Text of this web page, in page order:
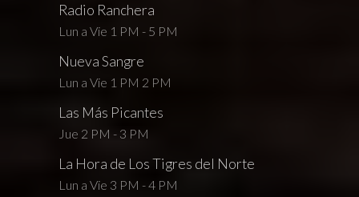
Radio Ranchera
Lun a Vie 1 PM - 5 PM
Nueva Sangre
Lun a Vie 1 PM 2 PM
Las Más Picantes
Jue 2 PM - 3 PM
La Hora de Los Tigres del Norte
Lun a Vie 3 PM - 4 PM